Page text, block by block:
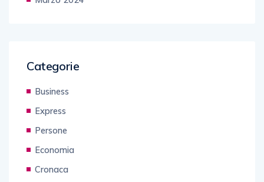
Categorie
Business
Express
Persone
Economia
Cronaca